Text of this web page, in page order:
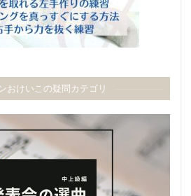
おけいこの疑問カテゴリ